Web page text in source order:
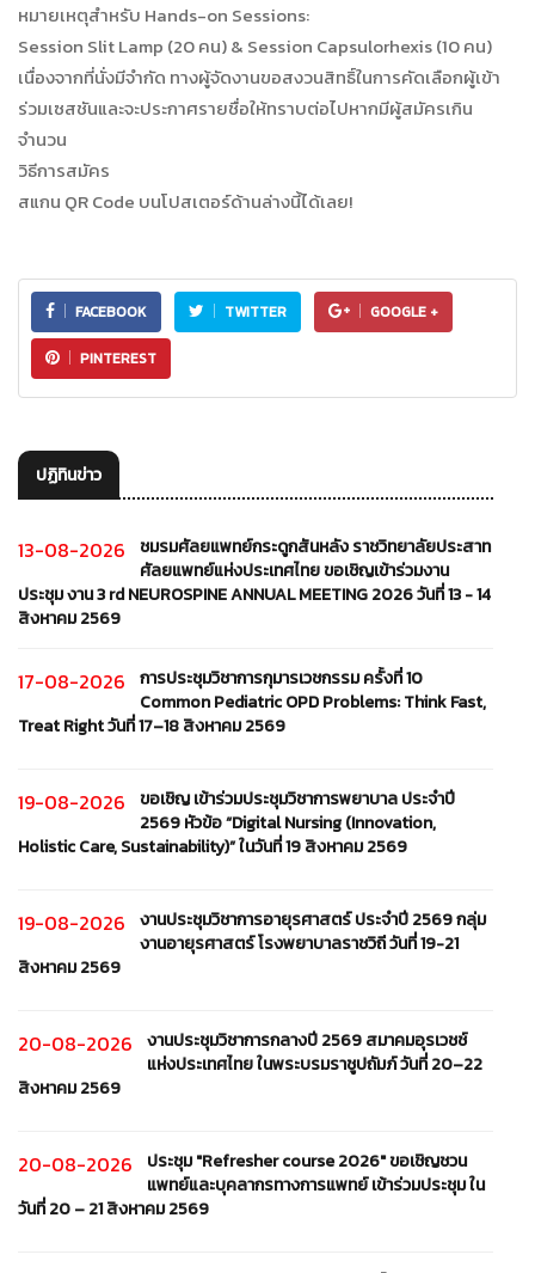
หมายเหตุสำหรับ Hands-on Sessions:
Session Slit Lamp (20 คน) & Session Capsulorhexis (10 คน)
เนื่องจากที่นั่งมีจำกัด ทางผู้จัดงานขอสงวนสิทธิ์ในการคัดเลือกผู้เข้า
ร่วมเซสชันและจะประกาศรายชื่อให้ทราบต่อไปหากมีผู้สมัครเกิน
จำนวน
วิธีการสมัคร
สแกน QR Code บนโปสเตอร์ด้านล่างนี้ได้เลย!
FACEBOOK TWITTER GOOGLE +
PINTEREST
ปฏิทินข่าว
13-08-2026
ชมรมศัลยแพทย์กระดูกสันหลัง ราชวิทยาลัยประสาท
ศัลยแพทย์แห่งประเทศไทย ขอเชิญเข้าร่วมงาน
ประชุม งาน 3 rd NEUROSPINE ANNUAL MEETING 2026 วันที่ 13 - 14
สิงหาคม 2569
17-08-2026
การประชุมวิชาการกุมารเวชกรรม ครั้งที่ 10
Common Pediatric OPD Problems: Think Fast,
Treat Right วันที่ 17–18 สิงหาคม 2569
19-08-2026
ขอเชิญ เข้าร่วมประชุมวิชาการพยาบาล ประจำปี
2569 หัวข้อ “Digital Nursing (Innovation,
Holistic Care, Sustainability)” ในวันที่ 19 สิงหาคม 2569
19-08-2026
งานประชุมวิชาการอายุรศาสตร์ ประจำปี 2569 กลุ่ม
งานอายุรศาสตร์ โรงพยาบาลราชวิถี วันที่ 19-21
สิงหาคม 2569
20-08-2026
งานประชุมวิชาการกลางปี 2569 สมาคมอุรเวชช์
แห่งประเทศไทย ในพระบรมราชูปถัมภ์ วันที่ 20–22
สิงหาคม 2569
20-08-2026
ประชุม "Refresher course 2026" ขอเชิญชวน
แพทย์และบุคลากรทางการแพทย์ เข้าร่วมประชุม ใน
วันที่ 20 – 21 สิงหาคม 2569